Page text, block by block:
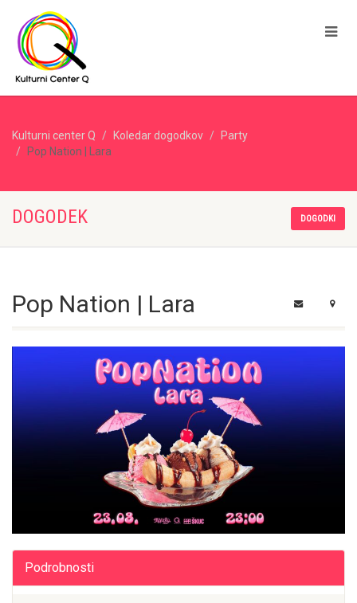
Kulturni center Q Koledar dogodkov
Party
Pop Nation | Lara
DOGODEK DOGODKI
Pop Nation | Lara
Podrobnosti